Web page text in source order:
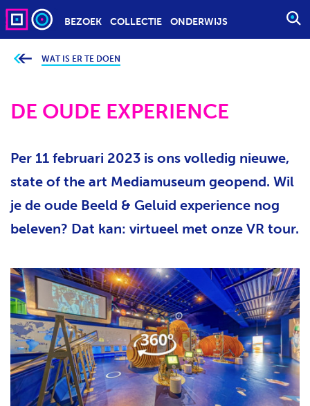
BEZOEK COLLECTIE ONDERWIJS
S
T
Z
O
O
R
A
C
H
T
J
v
n
e
i
e
r
:
WAT IS ER TE DOEN
DE OUDE EXPERIENCE
Per 11 februari 2023 is ons volledig nieuwe,
state of the art Mediamuseum geopend. Wil
je de oude Beeld & Geluid experience nog
beleven? Dat kan: virtueel met onze VR tour.